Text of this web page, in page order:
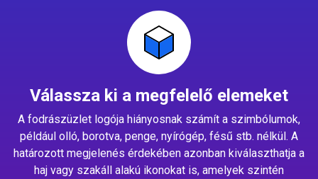
Válassza ki a megfelelő elemeket
A fodrászüzlet logója hiányosnak számít a szimbólumok,
például olló, borotva, penge, nyírógép, fésű stb. nélkül. A
határozott megjelenés érdekében azonban kiválaszthatja a
haj vagy szakáll alakú ikonokat is, amelyek szintén